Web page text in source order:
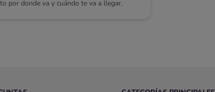
por donde va y cuándo te va a llegar.